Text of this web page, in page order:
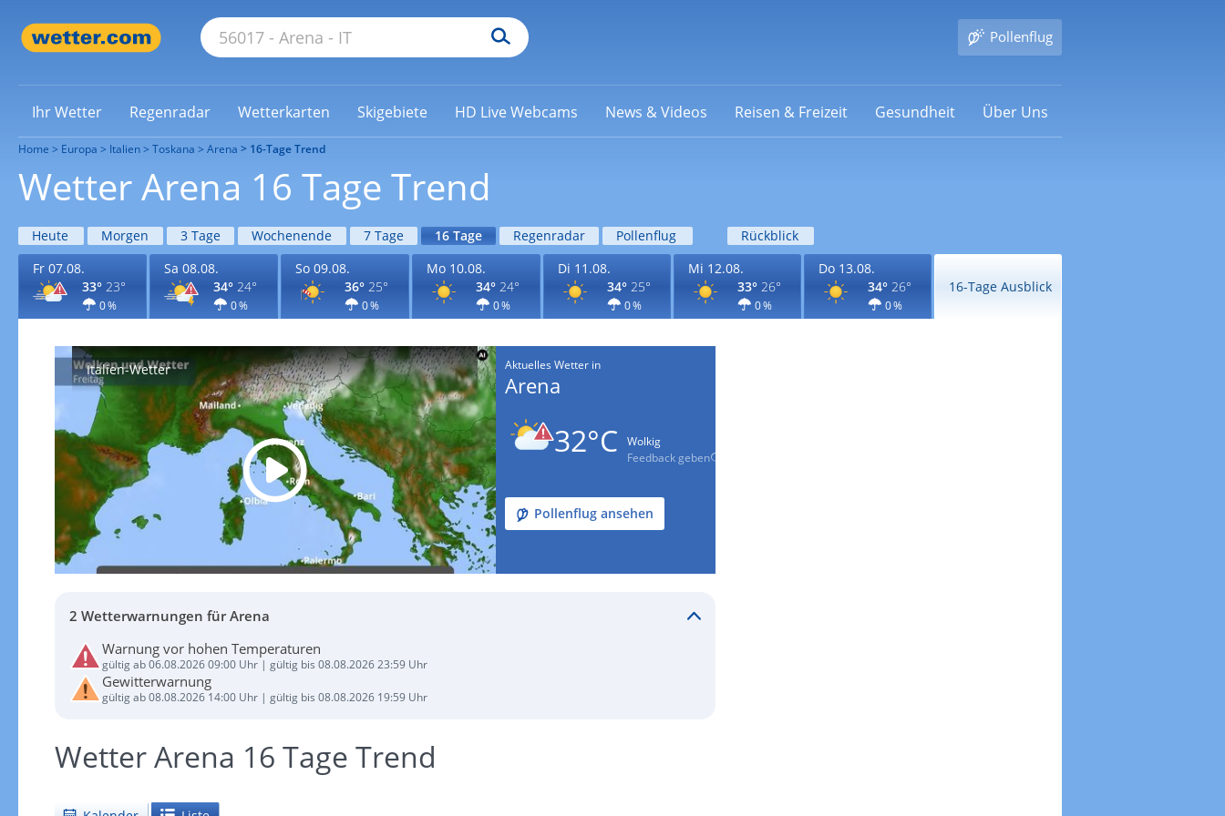
Pollenflug
Ihr Wetter Regenradar Wetterkarten Skigebiete HD Live Webcams News & Videos Reisen & Freizeit Gesundheit Über Uns
Home Europa Italien Toskana Arena 16-Tage Trend
Wetter Arena 16 Tage Trend
Heute Morgen 3 Tage Wochenende 7 Tage 16 Tage Regenradar Pollenflug
Rückblick
Fr 07.08.
33° 23°
0 %
Sa 08.08.
34° 24°
0 %
So 09.08.
36° 25°
0 %
Mo 10.08.
34° 24°
0 %
Di 11.08.
34° 25°
0 %
Mi 12.08.
33° 26°
0 %
Do 13.08.
34° 26°
0 %
16-Tage Ausblick
Italien-Wetter Aktuelles Wetter in
Arena
32°C
Wolkig
Feedback geben
Pollenflug ansehen
2 Wetterwarnungen für Arena
Warnung vor hohen Temperaturen
gültig ab 06.08.2026 09:00 Uhr | gültig bis 08.08.2026 23:59 Uhr
Gewitterwarnung
gültig ab 08.08.2026 14:00 Uhr | gültig bis 08.08.2026 19:59 Uhr
Wetter Arena 16 Tage Trend